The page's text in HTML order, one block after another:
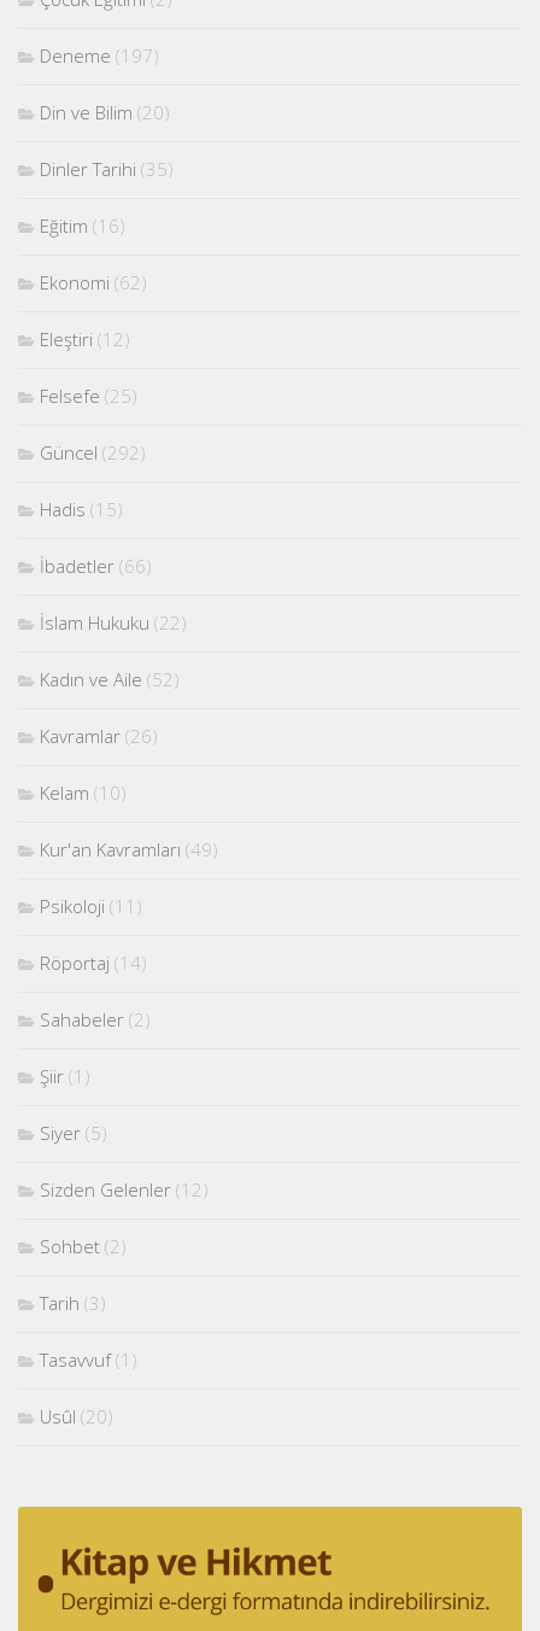
Deneme (197)
Din ve Bilim (20)
Dinler Tarihi (35)
Eğitim (16)
Ekonomi (62)
Eleştiri (12)
Felsefe (25)
Güncel (292)
Hadis (15)
İbadetler (66)
İslam Hukuku (22)
Kadın ve Aile (52)
Kavramlar (26)
Kelam (10)
Kur'an Kavramları (49)
Psikoloji (11)
Röportaj (14)
Sahabeler (2)
Şiir (1)
Siyer (5)
Sizden Gelenler (12)
Sohbet (2)
Tarih (3)
Tasavvuf(1)
Usûl (20)